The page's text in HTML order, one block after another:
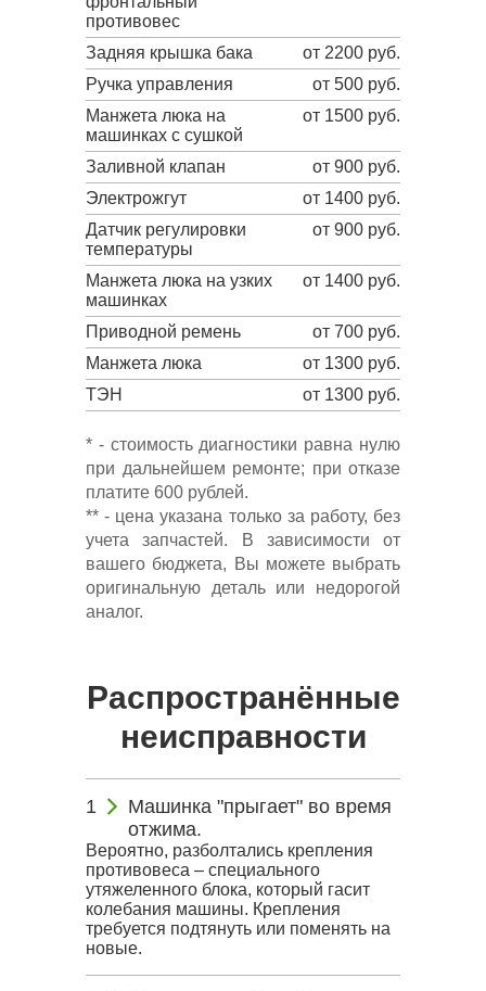
противовес
Задняя крышка бака
от 2200 руб.
Ручка управления
от 500 руб.
Манжета люка на
машинках с сушкой
от 1500 руб.
Заливной клапан
от 900 руб.
Электрожгут
от 1400 руб.
Датчик регулировки
температуры
от 900 руб.
Манжета люка на узких
машинках
от 1400 руб.
Приводной ремень
от 700 руб.
Манжета люка
от 1300 руб.
ТЭН
от 1300 руб.
* - стоимость диагностики равна нулю
при дальнейшем ремонте; при отказе
платите 600 рублей.
** - цена указана только за работу, без
учета запчастей. В зависимости от
вашего бюджета, Вы можете выбрать
оригинальную деталь или недорогой
аналог.
Распространённые
неисправности
Машинка "прыгает" во время
отжима.
Вероятно, разболтались крепления
противовеса – специального
утяжеленного блока, который гасит
колебания машины. Крепления
требуется подтянуть или поменять на
новые.